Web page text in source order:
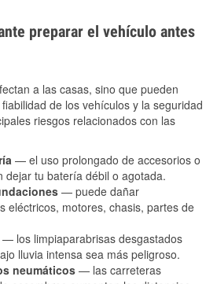
preparar el vehículo antes
a las casas, sino que pueden
de los vehículos y la seguridad
riesgos relacionados con las
— el uso prolongado de accesorios o
dejar tu batería débil o agotada.
— puede dañar
eléctricos, motores, chasis, partes de
— los limpiaparabrisas desgastados
lluvia intensa sea más peligroso.
neumáticos — las carreteras